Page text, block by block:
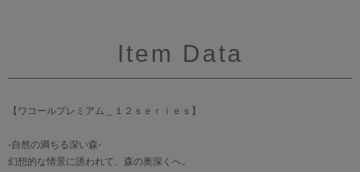
Item Data
【ワコールプレミアム＿１２ｓｅｒｉｅｓ】
-自然の満ちる深い森-
幻想的な情景に誘われて、森の奥深くへ。